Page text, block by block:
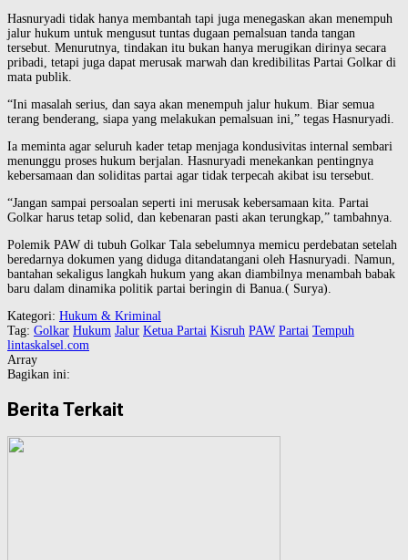
Hasnuryadi tidak hanya membantah tapi juga menegaskan akan menempuh
jalur hukum untuk mengusut tuntas dugaan pemalsuan tanda tangan
tersebut. Menurutnya, tindakan itu bukan hanya merugikan dirinya secara
pribadi, tetapi juga dapat merusak marwah dan kredibilitas Partai Golkar di
mata publik.
“Ini masalah serius, dan saya akan menempuh jalur hukum. Biar semua
terang benderang, siapa yang melakukan pemalsuan ini,” tegas Hasnuryadi.
Ia meminta agar seluruh kader tetap menjaga kondusivitas internal sembari
menunggu proses hukum berjalan. Hasnuryadi menekankan pentingnya
kebersamaan dan soliditas partai agar tidak terpecah akibat isu tersebut.
“Jangan sampai persoalan seperti ini merusak kebersamaan kita. Partai
Golkar harus tetap solid, dan kebenaran pasti akan terungkap,” tambahnya.
Polemik PAW di tubuh Golkar Tala sebelumnya memicu perdebatan setelah
beredarnya dokumen yang diduga ditandatangani oleh Hasnuryadi. Namun,
bantahan sekaligus langkah hukum yang akan diambilnya menambah babak
baru dalam dinamika politik partai beringin di Banua.( Surya).
Kategori: Hukum & Kriminal
Tag: Golkar Hukum Jalur Ketua Partai Kisruh PAW Partai Tempuh
lintaskalsel.com
Array
Bagikan ini:
Berita Terkait